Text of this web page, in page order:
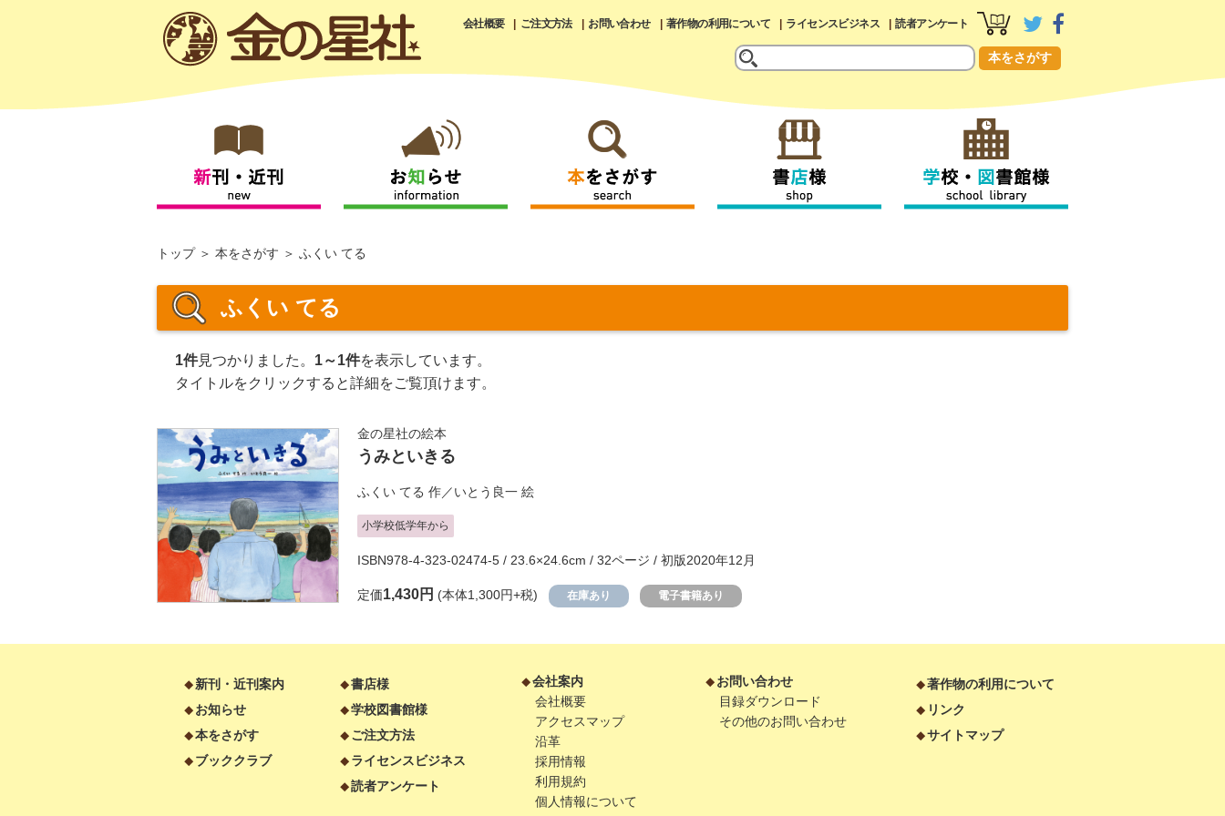
会社概要 ご注文方法 お問い合わせ 著作物の利用について ライセンスビジネス 読者アンケート
本をさがす
トップ 本をさがす ふくい てる
ふくい てる
1件見つかりました。 1～1件を表示しています。
タイトルをクリックすると詳細をご覧頂けます。
金の星社の絵本
うみといきる
ふくい てる 作／いとう良一 絵
小学校低学年から
ISBN978-4-323-02474-5 / 23.6×24.6cm / 32ページ / 初版2020年12月
定価1,430円 (本体1,300円+税) 在庫あり 電子書籍あり
新刊・近刊案内
お知らせ
本をさがす
ブッククラブ
書店様
学校図書館様
ご注文方法
ライセンスビジネス
読者アンケート
会社案内
会社概要
アクセスマップ
沿革
採用情報
利用規約
個人情報について
お問い合わせ
目録ダウンロード
その他のお問い合わせ
著作物の利用について
リンク
サイトマップ